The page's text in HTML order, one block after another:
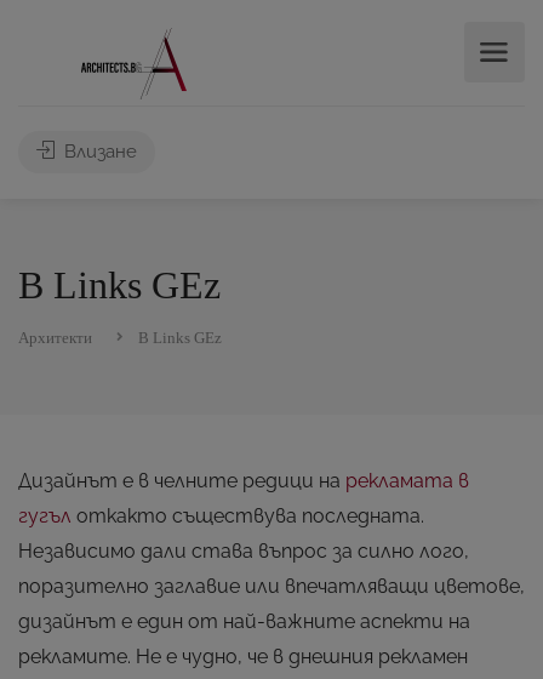
Влизане
B Links GEz
Архитекти B Links GEz
Дизайнът е в челните редици на рекламата в
гугъл откакто съществува последната.
Независимо дали става въпрос за силно лого,
поразително заглавие или впечатляващи цветове,
дизайнът е един от най-важните аспекти на
рекламите. Не е чудно, че в днешния рекламен